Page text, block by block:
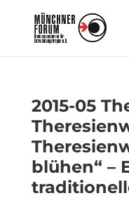
2015-05
blühen“ –